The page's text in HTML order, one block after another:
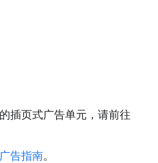
插页式广告单元，请前往
告指南。